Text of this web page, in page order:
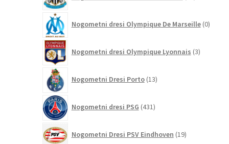
Nogometni dresi Olympique De Marseille 0
Nogometni dresi Olympique Lyonnais 3izdelki
Nogometni Dresi Porto 13izdelkov
Nogometni dresi PSG 431izdelkov
Nogometni Dresi PSV Eindhoven 19izdelkov